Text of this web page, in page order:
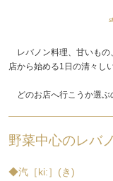
レバノン料理、甘いもの
店から始める1日の清々し
どのお店へ行こうか選ぶ
野菜中心のレバ
◆汽［ki:］(き)